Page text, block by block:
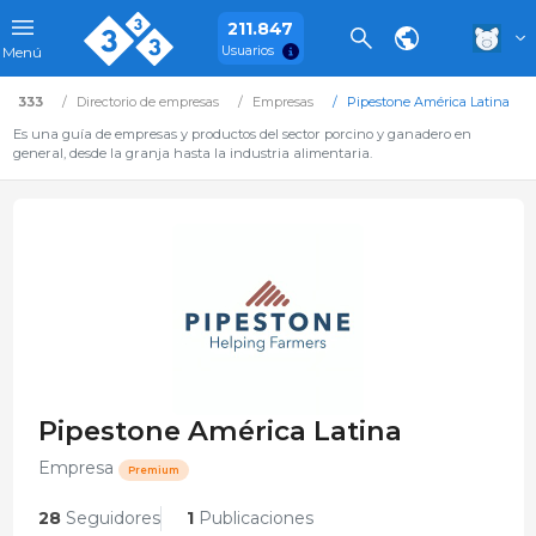
Menú
211.847
Usuarios
333 Directorio de empresas Empresas
Pipestone América Latina
Es una guía de empresas y productos del sector porcino y ganadero en
general, desde la granja hasta la industria alimentaria.
Pipestone América Latina
Empresa Premium
28Seguidores 1Publicaciones